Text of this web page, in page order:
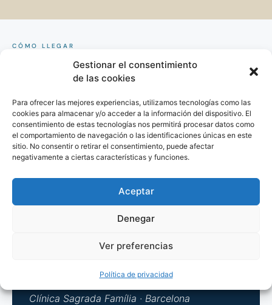
Gestionar el consentimiento
de las cookies
Para ofrecer las mejores experiencias, utilizamos tecnologías como las
cookies para almacenar y/o acceder a la información del dispositivo. El
consentimiento de estas tecnologías nos permitirá procesar datos como
el comportamiento de navegación o las identificaciones únicas en este
sitio. No consentir o retirar el consentimiento, puede afectar
negativamente a ciertas características y funciones.
Aceptar
Denegar
Ver preferencias
Política de privacidad
CÓMO LLEGAR
Clínica SagradaFamília.
marketing y permitir este contenido
Clínica Sagrada Família · Barcelona